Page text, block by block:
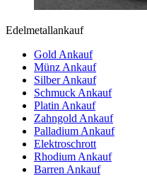
Edelmetallankauf
Gold Ankauf
Münz Ankauf
Silber Ankauf
Schmuck Ankauf
Platin Ankauf
Zahngold Ankauf
Palladium Ankauf
Elektroschrott
Rhodium Ankauf
Barren Ankauf